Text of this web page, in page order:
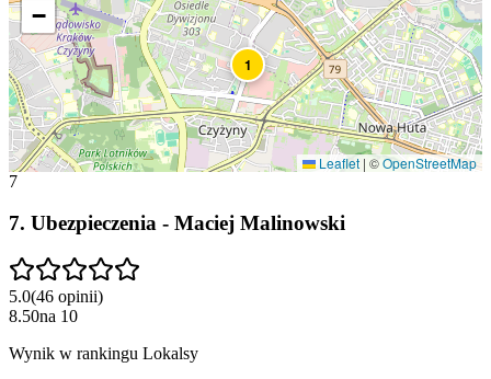
1
−
Leaflet | ©OpenStreetMap
7
7. Ubezpieczenia - Maciej Malinowski
5.0(46 opinii)
8.50na 10
Wynik w rankingu Lokalsy